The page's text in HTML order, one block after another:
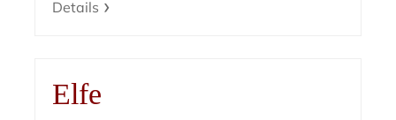
Details
Elfe